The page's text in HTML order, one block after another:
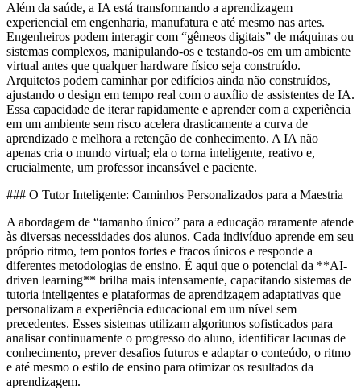
Além da saúde, a IA está transformando a aprendizagem
experiencial em engenharia, manufatura e até mesmo nas artes.
Engenheiros podem interagir com “gêmeos digitais” de máquinas ou
sistemas complexos, manipulando-os e testando-os em um ambiente
virtual antes que qualquer hardware físico seja construído.
Arquitetos podem caminhar por edifícios ainda não construídos,
ajustando o design em tempo real com o auxílio de assistentes de IA.
Essa capacidade de iterar rapidamente e aprender com a experiência
em um ambiente sem risco acelera drasticamente a curva de
aprendizado e melhora a retenção de conhecimento. A IA não
apenas cria o mundo virtual; ela o torna inteligente, reativo e,
crucialmente, um professor incansável e paciente.
### O Tutor Inteligente: Caminhos Personalizados para a Maestria
A abordagem de “tamanho único” para a educação raramente atende
às diversas necessidades dos alunos. Cada indivíduo aprende em seu
próprio ritmo, tem pontos fortes e fracos únicos e responde a
diferentes metodologias de ensino. É aqui que o potencial da **AI-
driven learning** brilha mais intensamente, capacitando sistemas de
tutoria inteligentes e plataformas de aprendizagem adaptativas que
personalizam a experiência educacional em um nível sem
precedentes. Esses sistemas utilizam algoritmos sofisticados para
analisar continuamente o progresso do aluno, identificar lacunas de
conhecimento, prever desafios futuros e adaptar o conteúdo, o ritmo
e até mesmo o estilo de ensino para otimizar os resultados da
aprendizagem.